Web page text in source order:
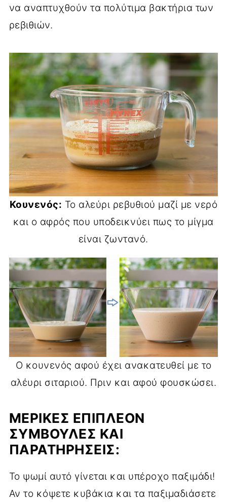
να αναπτυχθούν τα πολύτιμα βακτήρια των
ρεβιθιών.
Κουνενός: Το αλεύρι ρεβυθιού μαζί με νερό
και ο αφρός που υποδεικνύει πως το μίγμα
είναι ζωντανό.
Ο κουνενός αφού έχει ανακατευθεί με το
αλέυρι σιταριού. Πριν και αφού φουσκώσει.
ΜΕΡΙΚΈΣ ΕΠΙΠΛΈΟΝ
ΣΥΜΒΟΥΛΈΣ ΚΑΙ
ΠΑΡΑΤΗΡΉΣΕΙΣ:
Το ψωμί αυτό γίνεται και υπέροχο παξιμάδι!
Αν το κόψετε κυβάκια και τα παξιμαδιάσετε